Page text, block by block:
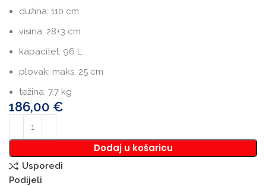
dužina: 110 cm
visina: 28+3 cm
kapacitet: 96 L
plovak: maks. 25 cm
težina: 7,7 kg
186,00 €
Dodaj u košaricu
Usporedi
Podijeli